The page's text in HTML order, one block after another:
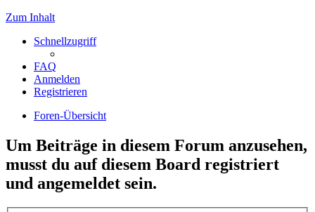
Zum Inhalt
Schnellzugriff
FAQ
Anmelden
Registrieren
Foren-Übersicht
Um Beiträge in diesem Forum anzusehen,
musst du auf diesem Board registriert
und angemeldet sein.